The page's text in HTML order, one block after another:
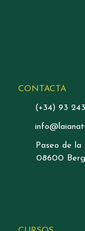
CONTACTA
(+34) 93
Paseo de la
08600